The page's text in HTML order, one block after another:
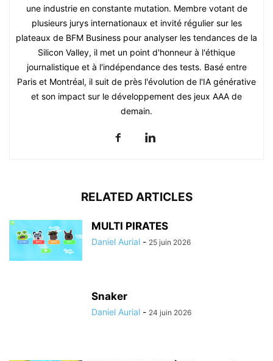
une industrie en constante mutation. Membre votant de
plusieurs jurys internationaux et invité régulier sur les
plateaux de BFM Business pour analyser les tendances de la
Silicon Valley, il met un point d'honneur à l'éthique
journalistique et à l'indépendance des tests. Basé entre
Paris et Montréal, il suit de près l'évolution de l'IA générative
et son impact sur le développement des jeux AAA de
demain.
RELATED ARTICLES
MULTI PIRATES
Daniel Aurial - 25 juin 2026
Snaker
Daniel Aurial - 24 juin 2026